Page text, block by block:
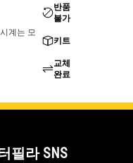
계는 모
반품
불가
키트
교체
완료
필라 SNS